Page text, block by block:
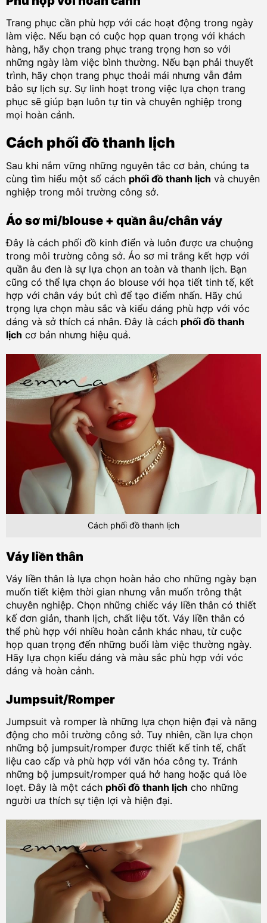
Trang phục cần phù hợp với các hoạt động trong ngày
làm việc. Nếu bạn có cuộc họp quan trọng với khách
hàng, hãy chọn trang phục trang trọng hơn so với
những ngày làm việc bình thường. Nếu bạn phải thuyết
trình, hãy chọn trang phục thoải mái nhưng vẫn đảm
bảo sự lịch sự. Sự linh hoạt trong việc lựa chọn trang
phục sẽ giúp bạn luôn tự tin và chuyên nghiệp trong
mọi hoàn cảnh.
Cách phối đồ thanh lịch
Sau khi nắm vững những nguyên tắc cơ bản, chúng ta
cùng tìm hiểu một số cách phối đồ thanh lịch và chuyên
nghiệp trong môi trường công sở.
Áo sơ mi/blouse + quần âu/chân váy
Đây là cách phối đồ kinh điển và luôn được ưa chuộng
trong môi trường công sở. Áo sơ mi trắng kết hợp với
quần âu đen là sự lựa chọn an toàn và thanh lịch. Bạn
cũng có thể lựa chọn áo blouse với họa tiết tinh tế, kết
hợp với chân váy bút chì để tạo điểm nhấn. Hãy chú
trọng lựa chọn màu sắc và kiểu dáng phù hợp với vóc
dáng và sở thích cá nhân. Đây là cách phối đồ thanh
lịch cơ bản nhưng hiệu quả.
Cách phối đồ thanh lịch
Váy liền thân
Váy liền thân là lựa chọn hoàn hảo cho những ngày bạn
muốn tiết kiệm thời gian nhưng vẫn muốn trông thật
chuyên nghiệp. Chọn những chiếc váy liền thân có thiết
kế đơn giản, thanh lịch, chất liệu tốt. Váy liền thân có
thể phù hợp với nhiều hoàn cảnh khác nhau, từ cuộc
họp quan trọng đến những buổi làm việc thường ngày.
Hãy lựa chọn kiểu dáng và màu sắc phù hợp với vóc
dáng và hoàn cảnh.
Jumpsuit/Romper
Jumpsuit và romper là những lựa chọn hiện đại và năng
động cho môi trường công sở. Tuy nhiên, cần lựa chọn
những bộ jumpsuit/romper được thiết kế tinh tế, chất
liệu cao cấp và phù hợp với văn hóa công ty. Tránh
những bộ jumpsuit/romper quá hở hang hoặc quá lòe
loẹt. Đây là một cách phối đồ thanh lịch cho những
người ưa thích sự tiện lợi và hiện đại.